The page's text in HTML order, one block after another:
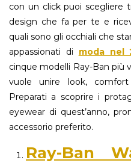
con un click puoi scegliere
design che fa per te e
quali sono gli occhiali che
appassionati di moda nel
cinque modelli Ray-Ban più
vuole unire look,
Preparati a scoprire i
eyewear di quest’anno,
accessorio preferito.
Ray-Ban